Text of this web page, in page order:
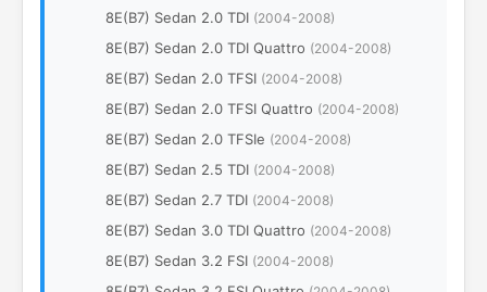
8E(B7) Sedan 2.0 TDI (2004-2008)
8E(B7) Sedan 2.0 TDI Quattro (2004-2008)
8E(B7) Sedan 2.0 TFSI (2004-2008)
8E(B7) Sedan 2.0 TFSI Quattro (2004-2008)
8E(B7) Sedan 2.0 TFSIe (2004-2008)
8E(B7) Sedan 2.5 TDI (2004-2008)
8E(B7) Sedan 2.7 TDI (2004-2008)
8E(B7) Sedan 3.0 TDI Quattro (2004-2008)
8E(B7) Sedan 3.2 FSI (2004-2008)